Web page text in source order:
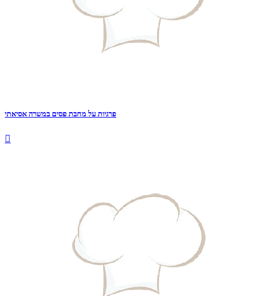
פרגיות על מחבת פסים במשרה אסיאתי
